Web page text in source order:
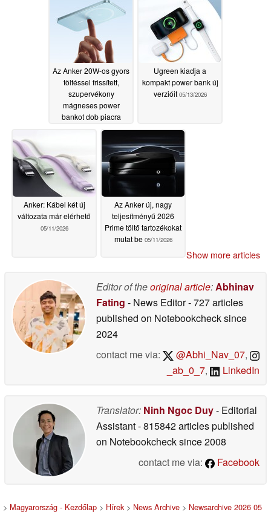
Az Anker 20W-os gyors
töltéssel frissített,
szupervékony
mágneses power
bankot dob piacra
05/13/2026
Ugreen kiadja a
kompakt power bank új
verzióit 05/13/2026
Anker: Kábel két új
változata már elérhető
05/11/2026
Az Anker új, nagy
teljesítményű 2026
Prime töltő tartozékokat
mutat be 05/11/2026
Show more articles
Editor of theoriginal article:Abhinav
Fating - News Editor- 727 articles
published on Notebookchecksince
2024
contact me via:
@Abhi_Nav_07,
_ab_0_7, LinkedIn
Translator: Ninh Ngoc Duy- Editorial
Assistant- 815842 articles published
on Notebookchecksince 2008
contact me via:
Facebook
> Magyarország - Kezdőlap > Hírek> News Archive > Newsarchive 2026 05